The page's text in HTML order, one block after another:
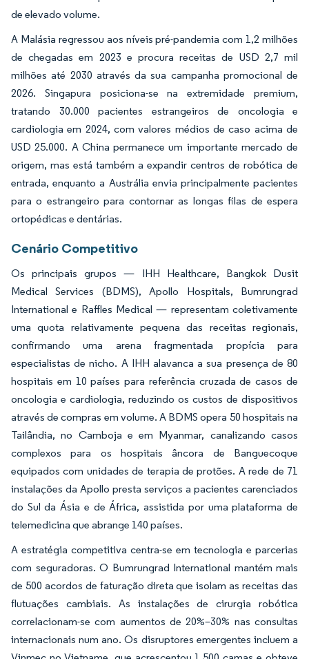
de elevado volume.
A Malásia regressou aos níveis pré-pandemia com 1,2 milhões
de chegadas em 2023 e procura receitas de USD 2,7 mil
milhões até 2030 através da sua campanha promocional de
2026. Singapura posiciona-se na extremidade premium,
tratando 30.000 pacientes estrangeiros de oncologia e
cardiologia em 2024, com valores médios de caso acima de
USD 25.000. A China permanece um importante mercado de
origem, mas está também a expandir centros de robótica de
entrada, enquanto a Austrália envia principalmente pacientes
para o estrangeiro para contornar as longas filas de espera
ortopédicas e dentárias.
Cenário Competitivo
Os principais grupos — IHH Healthcare, Bangkok Dusit
Medical Services (BDMS), Apollo Hospitals, Bumrungrad
International e Raffles Medical — representam coletivamente
uma quota relativamente pequena das receitas regionais,
confirmando uma arena fragmentada propícia para
especialistas de nicho. A IHH alavanca a sua presença de 80
hospitais em 10 países para referência cruzada de casos de
oncologia e cardiologia, reduzindo os custos de dispositivos
através de compras em volume. A BDMS opera 50 hospitais na
Tailândia, no Camboja e em Myanmar, canalizando casos
complexos para os hospitais âncora de Banguecoque
equipados com unidades de terapia de protões. A rede de 71
instalações da Apollo presta serviços a pacientes carenciados
do Sul da Ásia e de África, assistida por uma plataforma de
telemedicina que abrange 140 países.
A estratégia competitiva centra-se em tecnologia e parcerias
com seguradoras. O Bumrungrad International mantém mais
de 500 acordos de faturação direta que isolam as receitas das
flutuações cambiais. As instalações de cirurgia robótica
correlacionam-se com aumentos de 20%–30% nas consultas
internacionais num ano. Os disruptores emergentes incluem a